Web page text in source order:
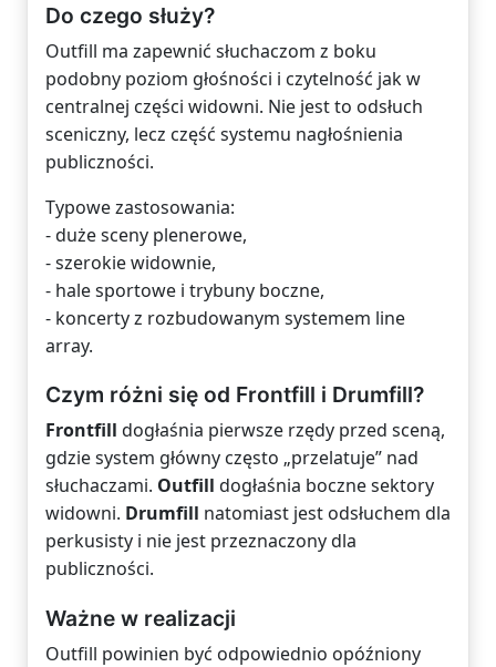
Do czego służy?
Outfill ma zapewnić słuchaczom z boku
podobny poziom głośności i czytelność jak w
centralnej części widowni. Nie jest to odsłuch
sceniczny, lecz część systemu nagłośnienia
publiczności.
Typowe zastosowania:
- duże sceny plenerowe,
- szerokie widownie,
- hale sportowe i trybuny boczne,
- koncerty z rozbudowanym systemem line
array.
Czym różni się od Frontfill i Drumfill?
Frontfill dogłaśnia pierwsze rzędy przed sceną,
gdzie system główny często „przelatuje” nad
słuchaczami. Outfill dogłaśnia boczne sektory
widowni. Drumfill natomiast jest odsłuchem dla
perkusisty i nie jest przeznaczony dla
publiczności.
Ważne w realizacji
Outfill powinien być odpowiednio opóźniony